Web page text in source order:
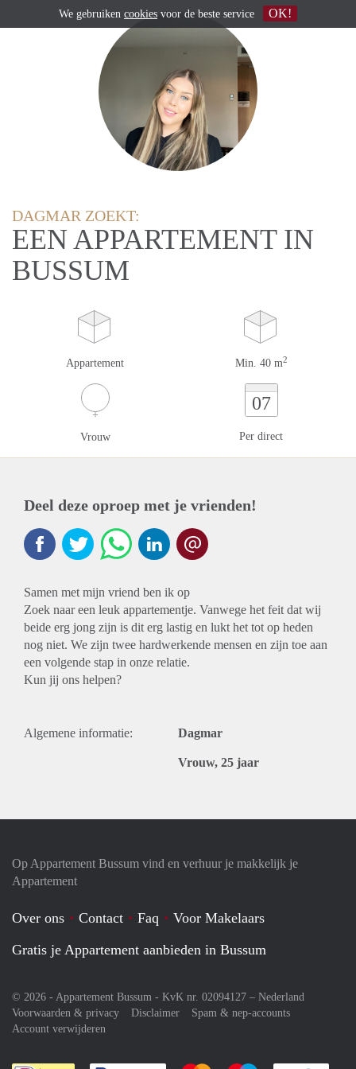
DAGMAR ZOEKT:
EEN APPARTEMENT IN
BUSSUM
Appartement Min. 40 m2
Vrouw
07
Per direct
Deel deze oproep met je vrienden!
Samen met mijn vriend ben ik op
Zoek naar een leuk appartementje. Vanwege het feit dat wij
beide erg jong zijn is dit erg lastig en lukt het tot op heden
nog niet. We zijn twee hardwerkende mensen en zijn toe aan
een volgende stap in onze relatie.
Kun jij ons helpen?
Algemene informatie: Dagmar
Vrouw, 25 jaar
Op Appartement Bussum vind en verhuur je makkelijk je
Appartement
Over ons Contact Faq
Voor Makelaars
Gratis je Appartement aanbieden in Bussum
© 2026 - Appartement Bussum - KvK nr. 02094127 – Nederland
Voorwaarden & privacy
Disclaimer
Spam & nep-accounts
Account verwijderen
We gebruiken cookies voor de beste service OK!